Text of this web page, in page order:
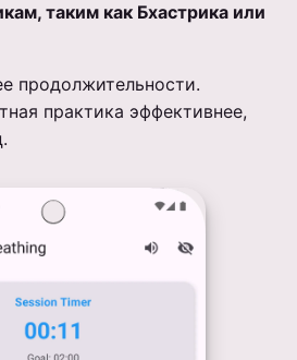
таким как Бхастрика или
продолжительности.
практика эффективнее,